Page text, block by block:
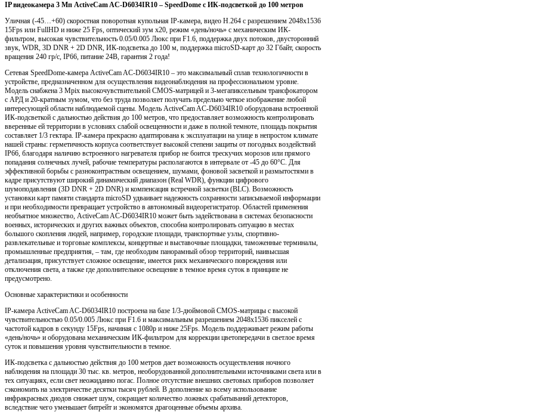
IP видеокамера 3 Mп ActiveCam AC-D6034IR10 – SpeedDome с ИК-подсветкой до 100 метров
Уличная (-45…+60) скоростная поворотная купольная IP-камера, видео H.264 с разрешением 2048х1536
15Fps или FullHD и ниже 25 Fps, оптический зум х20, режим «день/ночь» с механическим ИК-
фильтром, высокая чувствительность 0.05/0.005 Люкс при F1.6, поддержка двух потоков, двусторонний
звук, WDR, 3D DNR + 2D DNR, ИК-подсветка до 100 м, поддержка microSD-карт до 32 Гбайт, скорость
вращения 240 гр/с, IP66, питание 24В, гарантия 2 года!
Сетевая SpeedDome-камера ActiveCam AC-D6034IR10 – это максимальный сплав технологичности в
устройстве, предназначенном для осуществления видеонаблюдения на профессиональном уровне.
Модель снабжена 3 Mpix высокочувствительной CMOS-матрицей и 3-мегапиксельным трансфокатором
с АРД и 20-кратным зумом, что без труда позволяет получать предельно четкое изображение любой
интересующей области наблюдаемой сцены. Модель ActiveCam AC-D6034IR10 оборудована встроенной
ИК-подсветкой с дальностью действия до 100 метров, что предоставляет возможность контролировать
вверенные ей территории в условиях слабой освещенности и даже в полной темноте, площадь покрытия
составляет 1/3 гектара. IP-камера прекрасно адаптирована к эксплуатации на улице в непростом климате
нашей страны: герметичность корпуса соответствует высокой степени защиты от погодных воздействий
IP66, благодаря наличию встроенного нагревателя прибор не боится трескучих морозов или прямого
попадания солнечных лучей, рабочие температуры располагаются в интервале от -45 до 60°С. Для
эффективной борьбы с разноконтрастным освещением, шумами, фоновой засветкой и размытостями в
кадре присутствуют широкий динамический диапазон (Real WDR), функции цифрового
шумоподавления (3D DNR + 2D DNR) и компенсация встречной засветки (BLC). Возможность
установки карт памяти стандарта microSD удваивает надежность сохранности записываемой информации
и при необходимости превращает устройство в автономный видеорегистратор. Областей применения
необъятное множество, ActiveCam AC-D6034IR10 может быть задействована в системах безопасности
военных, исторических и других важных объектов, способна контролировать ситуацию в местах
большого скопления людей, например, городские площади, транспортные узлы, спортивно-
развлекательные и торговые комплексы, концертные и выставочные площадки, таможенные терминалы,
промышленные предприятия, – там, где необходим панорамный обзор территорий, наивысшая
детализация, присутствует сложное освещение, имеется риск механического повреждения или
отключения света, а также где дополнительное освещение в темное время суток в принципе не
предусмотрено.
Основные характеристики и особенности
IP-камера ActiveCam AC-D6034IR10 построена на базе 1/3-дюймовой CMOS-матрицы с высокой
чувствительностью 0.05/0.005 Люкс при F1.6 и максимальным разрешением 2048х1536 пикселей с
частотой кадров в секунду 15Fps, начиная с 1080p и ниже 25Fps. Модель поддерживает режим работы
«день/ночь» и оборудована механическим ИК-фильтром для коррекции цветопередачи в светлое время
суток и повышения уровня чувствительности в темное.
ИК-подсветка с дальностью действия до 100 метров дает возможность осуществления ночного
наблюдения на площади 30 тыс. кв. метров, необорудованной дополнительными источниками света или в
тех ситуациях, если свет неожиданно погас. Полное отсутствие внешних световых приборов позволяет
сэкономить на электричестве десятки тысяч рублей. В дополнение ко всему использование
инфракрасных диодов снижает шум, сокращает количество ложных срабатываний детекторов,
вследствие чего уменьшает битрейт и экономятся драгоценные объемы архива.